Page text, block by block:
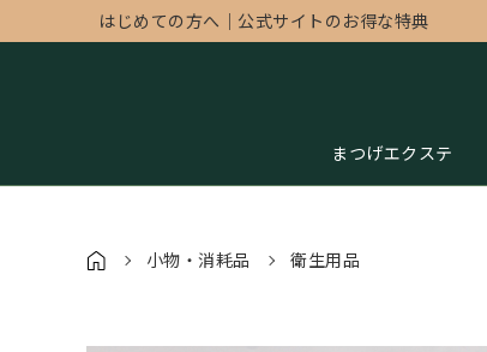
はじめての方へ 公式サイトのお得な特典
まつげエクステ
小物・消耗品 衛生用品